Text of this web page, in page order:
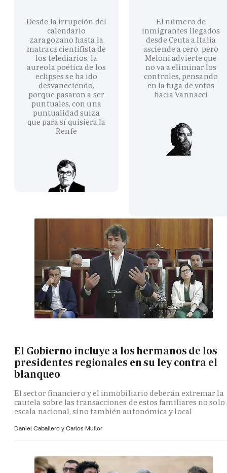
Desde la irrupción del
calendario
zaragozano hasta la
matraca cientifista de
los telediarios, la
aureola poética de los
eclipses se ha ido
desvaneciendo,
porque pasaron a ser
puntuales, con una
puntualidad suiza
que para sí quisiera la
Renfe
El número de
inmigrantes llegados
desde Ceuta a Italia
asciende a cero, pero
Meloni advierte que
no va a eliminar los
controles, pensando
en la fuga de votos
hacia Vannacci
El Gobierno incluye a los hermanos de los
presidentes regionales en su ley contra el
blanqueo
El sector financiero y el inmobiliario deberán extremar la
cautela sobre las transacciones de estos familiares no solo
escala nacional, sino también autonómica y local
Daniel Caballero y Carlos Mullor